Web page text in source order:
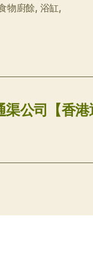
物廚餘, 浴缸,
渠公司【香